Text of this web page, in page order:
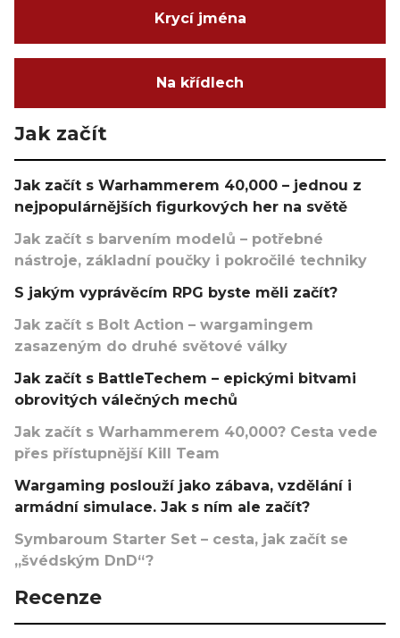
Krycí jména
Na křídlech
Jak začít
Jak začít s Warhammerem 40,000 – jednou z
nejpopulárnějších figurkových her na světě
Jak začít s barvením modelů – potřebné
nástroje, základní poučky i pokročilé techniky
S jakým vyprávěcím RPG byste měli začít?
Jak začít s Bolt Action – wargamingem
zasazeným do druhé světové války
Jak začít s BattleTechem – epickými bitvami
obrovitých válečných mechů
Jak začít s Warhammerem 40,000? Cesta vede
přes přístupnější Kill Team
Wargaming poslouží jako zábava, vzdělání i
armádní simulace. Jak s ním ale začít?
Symbaroum Starter Set – cesta, jak začít se
„švédským DnD“?
Recenze